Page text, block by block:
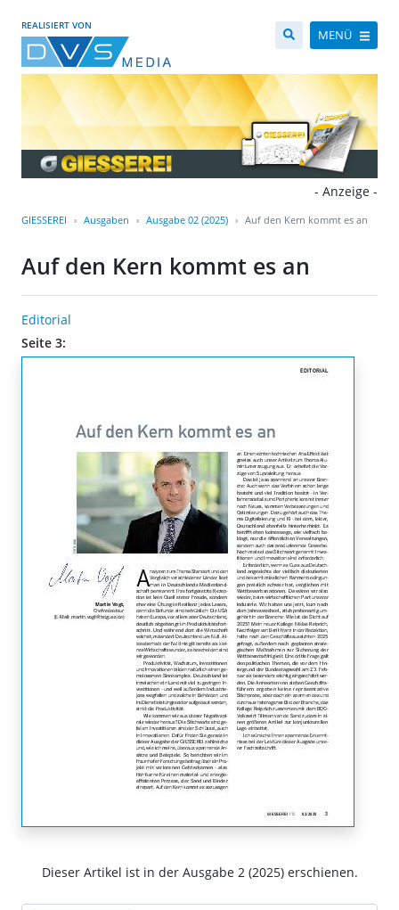
REALISIERT VON
MENÜ
- Anzeige -
GIESSEREI Ausgaben Ausgabe 02 (2025) Auf den Kern kommt es an
Auf den Kern kommt es an
Editorial
Seite 3:
Dieser Artikel ist in der Ausgabe 2 (2025) erschienen.